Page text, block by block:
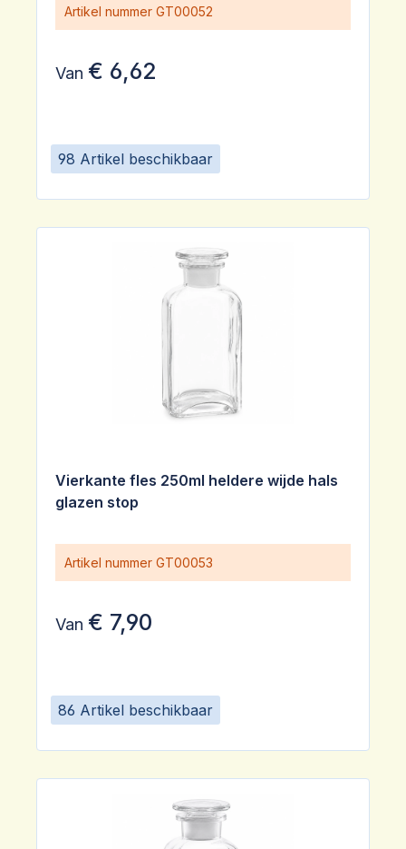
98 Artikel beschikbaar
Artikel nummer GT00052
Van € 6,62
86 Artikel beschikbaar
Vierkante fles 250ml heldere wijde hals
glazen stop
Artikel nummer GT00053
Van € 7,90